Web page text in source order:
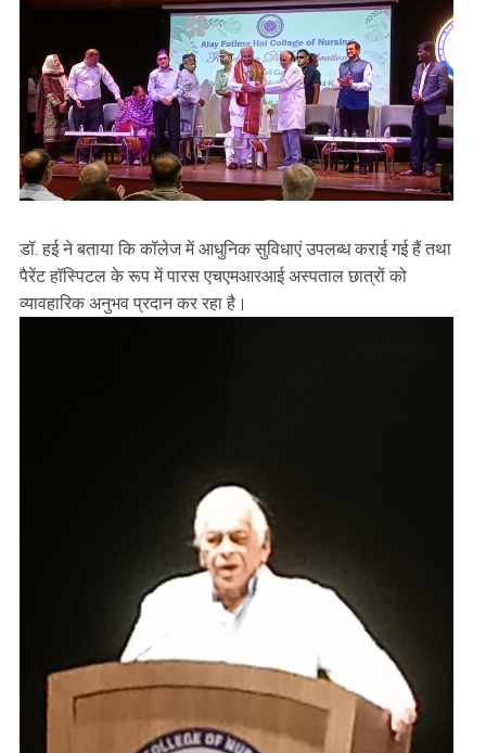
डॉ. हई ने बताया कि कॉलेज में आधुनिक सुविधाएं उपलब्ध कराई गई हैं तथा
पैरेंट हॉस्पिटल के रूप में पारस एचएमआरआई अस्पताल छात्रों को
व्यावहारिक अनुभव प्रदान कर रहा है।